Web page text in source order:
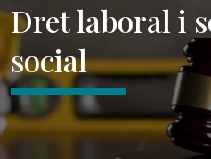
Dret laboral i
social